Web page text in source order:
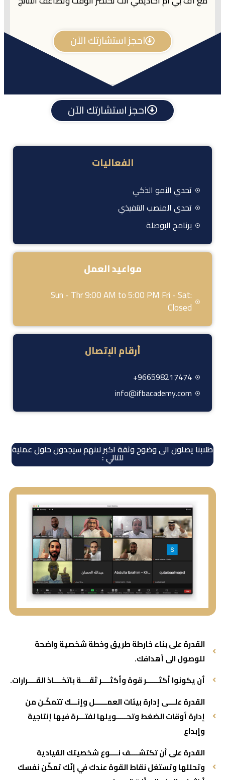
احجز استشارتك الآن
احجز استشارتك الآن
الفعاليات
تحدي النمو الذكي
تحدي المنصب التنفيذي
برنامج البوصلة
مواعيد العمل
Sun - Thr 9:00 AM to 5:00 PM Fri - Sat:
Closed
أرقام الإتصال
966598217474+
info@ifbacademy.com
طلابنا يصلون الى وضوح وثقة اكبر لانهم سيجدون حلول عملية
للتالي :
القدرة على بناء خارطة طريق وخطة شخصية واضحة
للوصول الى أهدافك.
أن يكونوا أكثــــــر قوة وأكثــــر ثقــــة باتخــــاذ القــــرارات.
القدرة علـــى إدارة بيئات العمــــــل وإنـــك تتمكّـن من
إدارة أوقات الضغط وتحـــــويلها لفتـــرة فيها إنتاجية
وإبداع
القدرة على أن تكتشــــف نــــوع شخصيتك القيادية
وتحللها وتستغل نقاط القوة عندك في إنّك تمكّن نفسك